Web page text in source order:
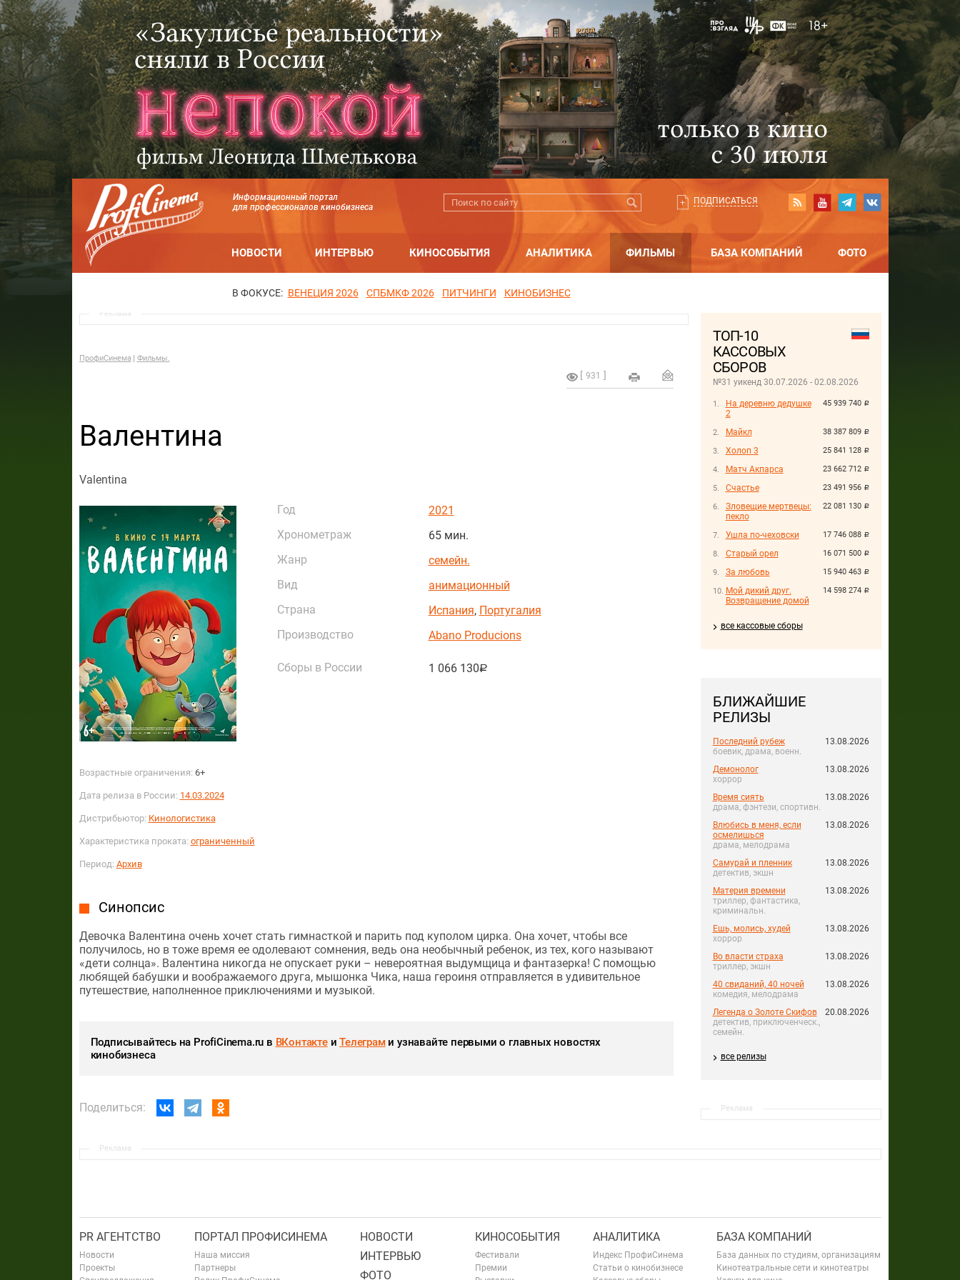
Информационный портал
для профессионалов кинобизнеса
ПОДПИСАТЬСЯ
НОВОСТИ ИНТЕРВЬЮ КИНОСОБЫТИЯ АНАЛИТИКА ФИЛЬМЫ БАЗА КОМПАНИЙ ФОТО
В ФОКУСЕ: ВЕНЕЦИЯ 2026 СПБМКФ 2026 ПИТЧИНГИ КИНОБИЗНЕС
ТОП-10
КАССОВЫХ
СБОРОВ
№31 уикенд 30.07.2026 - 02.08.2026
45 939 740 руб.
На деревню дедушке
2
38 387 809 руб.
Майкл
25 841 128 руб.
Холоп 3
23 662 712 руб.
Матч Акпарса
23 491 956 руб.
Счастье
22 081 130 руб.
Зловещие мертвецы:
пекло
17 746 088 руб.
Ушла по-чеховски
16 071 500 руб.
Старый орел
15 940 463 руб.
За любовь
14 598 274 руб.
Мой дикий друг.
Возвращение домой
все кассовые сборы
БЛИЖАЙШИЕ
РЕЛИЗЫ
Последний рубеж
боевик, драма, военн.
13.08.2026
Демонолог
хоррор
13.08.2026
Время сиять
драма, фэнтези, спортивн.
13.08.2026
Влюбись в меня, если
осмелишься
драма, мелодрама
13.08.2026
Самурай и пленник
детектив, экшн
13.08.2026
Материя времени
триллер, фантастика,
криминальн.
13.08.2026
Ешь, молись, худей
хоррор
13.08.2026
Во власти страха
триллер, экшн
13.08.2026
40 свиданий, 40 ночей
комедия, мелодрама
13.08.2026
Легенда о Золоте Скифов
детектив, приключенческ.,
семейн.
20.08.2026
все релизы
Реклама
Реклама
ПрофиСинема Фильмы.
931
Валентина
Valentina
Возрастные ограничения: 6+
Дата релиза в России: 14.03.2024
Дистрибьютор: Кинологистика
Характеристика проката: ограниченный
Период: Архив
Год
2021
Хронометраж
65 мин.
Жанр
семейн.
Вид
анимационный
Страна
Испания, Португалия
Производство
Abano Producions
Сборы в России 1 066 130руб.
Синопсис
Девочка Валентина очень хочет стать гимнасткой и парить под куполом цирка. Она хочет, чтобы все
получилось, но в тоже время ее одолевают сомнения, ведь она необычный ребенок, из тех, кого называют
«дети солнца». Валентина никогда не опускает руки – невероятная выдумщица и фантазерка! С помощью
любящей бабушки и воображаемого друга, мышонка Чика, наша героиня отправляется в удивительное
путешествие, наполненное приключениями и музыкой.
Подписывайтесь на ProfiCinema.ru в ВКонтактеиТелеграми узнавайте первыми о главных новостях
кинобизнеса
Поделиться:
Реклама
PR АГЕНТСТВО
Новости
Проекты
ПОРТАЛ ПРОФИСИНЕМА
Наша миссия
Партнеры
НОВОСТИ
ИНТЕРВЬЮ
ФОТО
КИНОСОБЫТИЯ
Фестивали
Премии
АНАЛИТИКА
Индекс ПрофиСинема
Статьи о кинобизнесе
БАЗА КОМПАНИЙ
База данных по студиям, организациям
Кинотеатральные сети и кинотеатры